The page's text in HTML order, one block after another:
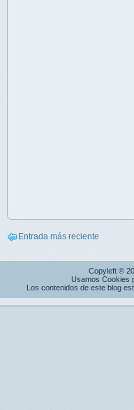
Entrada más reciente
Copyleft ©
Usamos Cookies
Los contenidos de este blog